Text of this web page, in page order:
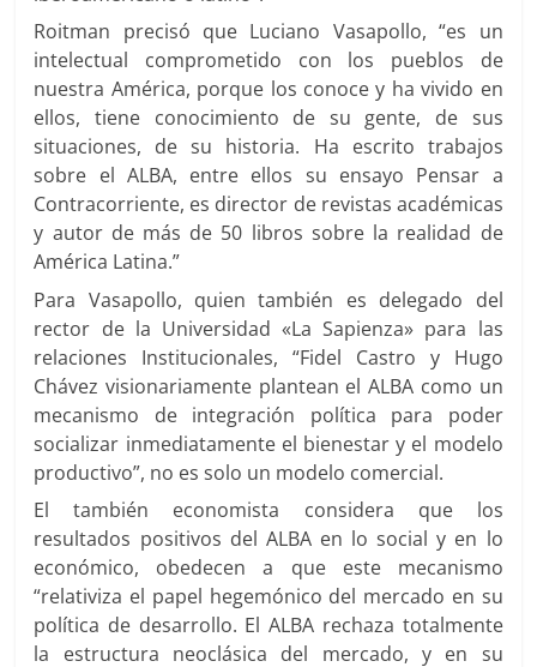
Roitman precisó que Luciano Vasapollo, “es un
intelectual comprometido con los pueblos de
nuestra América, porque los conoce y ha vivido en
ellos, tiene conocimiento de su gente, de sus
situaciones, de su historia. Ha escrito trabajos
sobre el ALBA, entre ellos su ensayo Pensar a
Contracorriente, es director de revistas académicas
y autor de más de 50 libros sobre la realidad de
América Latina.”
Para Vasapollo, quien también es delegado del
rector de la Universidad «La Sapienza» para las
relaciones Institucionales, “Fidel Castro y Hugo
Chávez visionariamente plantean el ALBA como un
mecanismo de integración política para poder
socializar inmediatamente el bienestar y el modelo
productivo”, no es solo un modelo comercial.
El también economista considera que los
resultados positivos del ALBA en lo social y en lo
económico, obedecen a que este mecanismo
“relativiza el papel hegemónico del mercado en su
política de desarrollo. El ALBA rechaza totalmente
la estructura neoclásica del mercado, y en su